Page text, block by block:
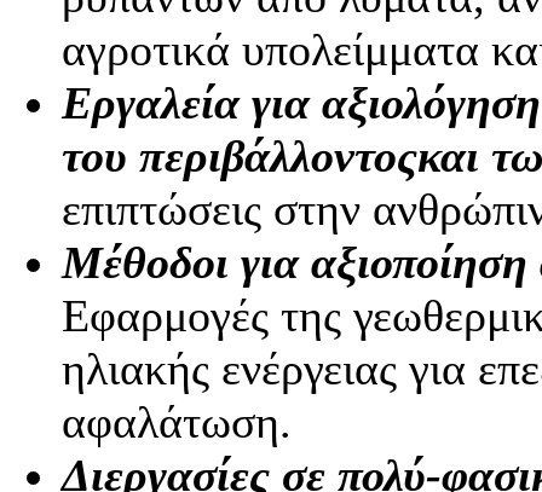
αγροτικά υπολείμματα
Εργαλεία για
του περιβάλλοντοςκαι
επιπτώσεις στην
Μέθοδοι για
Εφαρμογές της
ηλιακής ενέργειας για
αφαλάτωση.
Διεργασίες σε πολύ-